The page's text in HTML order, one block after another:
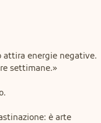
attira energie negative.
settimane.»
è arte